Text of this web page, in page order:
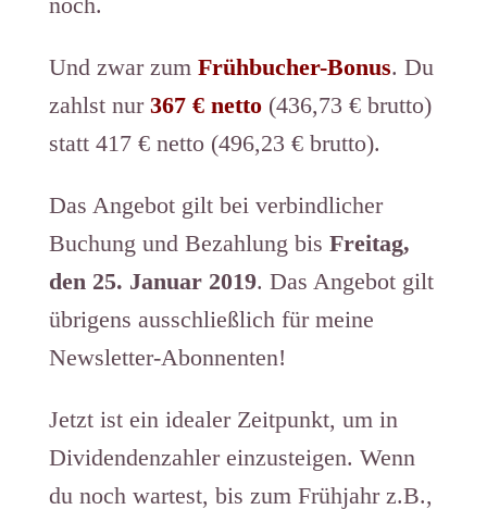
Und zwar zum Frühbucher-Bonus. Du
zahlst nur 367 € netto(436,73 € brutto)
statt 417 € netto (496,23 € brutto).
Das Angebot gilt bei verbindlicher
Buchung und Bezahlung bis Freitag,
den 25. Januar 2019. Das Angebot gilt
übrigens ausschließlich für meine
Newsletter-Abonnenten!
Jetzt ist ein idealer Zeitpunkt, um in
Dividendenzahler einzusteigen. Wenn
du noch wartest, bis zum Frühjahr z.B.,